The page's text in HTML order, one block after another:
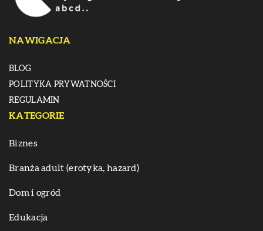
NAWIGACJA
BLOG
POLITYKA PRYWATNOŚCI
REGULAMIN
KATEGORIE
Biznes
Branża adult (erotyka, hazard)
Dom i ogród
Edukacja